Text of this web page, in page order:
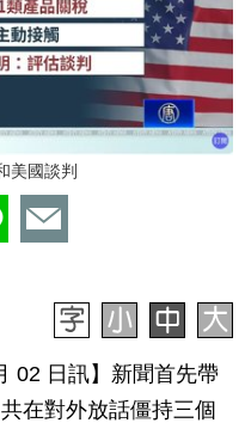
美國談判
02 日訊】新聞首先帶
在對外放話僵持三個